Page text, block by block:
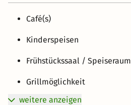
Café(s)
Kinderspeisen
Frühstückssaal / Speiseraum
Grillmöglichkeit
weitere anzeigen